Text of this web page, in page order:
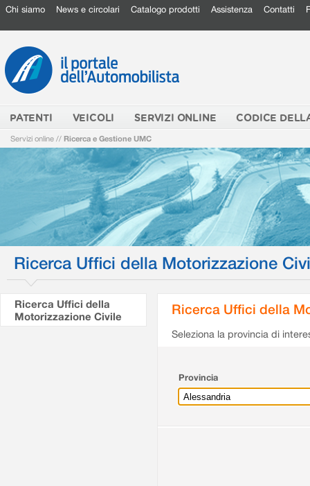
Chi siamo News e circolari Catalogo prodotti Assistenza Contatti
PATENTI VEICOLI SERVIZI ONLINE CODICE
Servizi online // Ricerca e Gestione UMC
Ricerca Uffici della Motorizzazione
Ricerca Uffici della
Motorizzazione Civile
Ricerca Uffici della
Seleziona la provincia di
Provincia